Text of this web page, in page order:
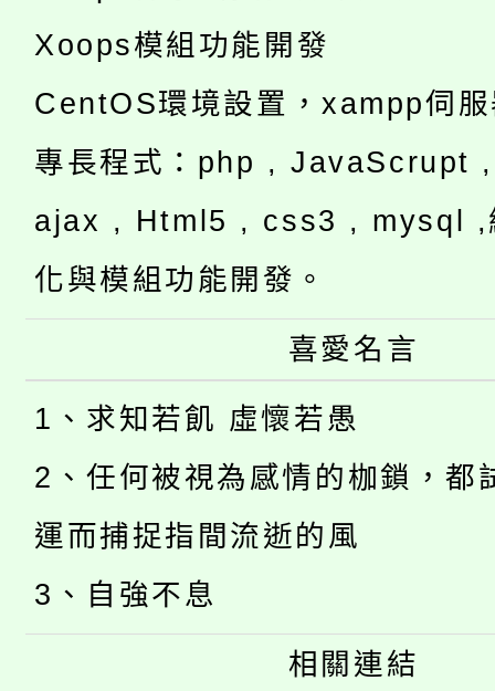
Xoops模組功能開發
CentOS環境設置，xampp伺
專長程式：php , JavaScrupt
ajax , Html5 , css3 , mysql ,
化與模組功能開發。
喜愛名言
1、求知若飢 虛懷若愚
2、任何被視為感情的枷鎖，都
運而捕捉指間流逝的風
3、自強不息
相關連結